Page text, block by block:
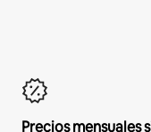
Precios mensuales